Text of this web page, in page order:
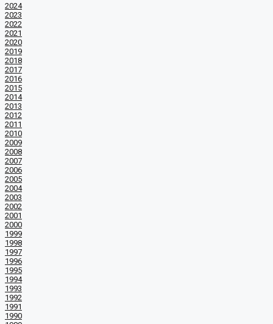
2024
2023
2022
2021
2020
2019
2018
2017
2016
2015
2014
2013
2012
2011
2010
2009
2008
2007
2006
2005
2004
2003
2002
2001
2000
1999
1998
1997
1996
1995
1994
1993
1992
1991
1990